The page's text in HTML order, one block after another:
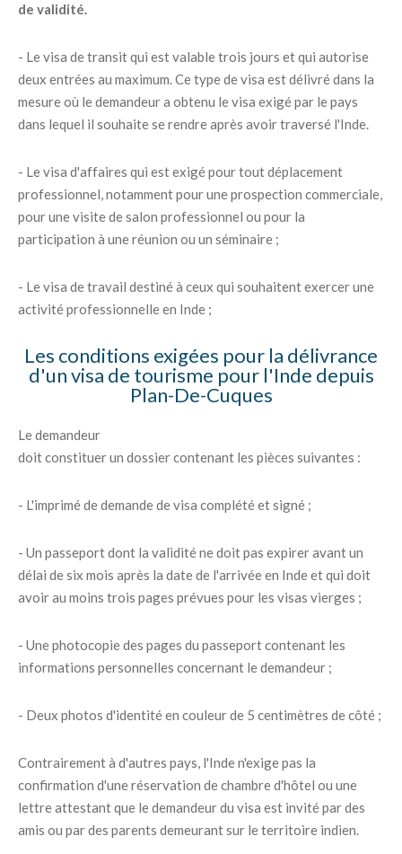
de validité.
- Le visa de transit qui est valable trois jours et qui autorise
deux entrées au maximum. Ce type de visa est délivré dans la
mesure où le demandeur a obtenu le visa exigé par le pays
dans lequel il souhaite se rendre après avoir traversé l'Inde.
- Le visa d'affaires qui est exigé pour tout déplacement
professionnel, notamment pour une prospection commerciale,
pour une visite de salon professionnel ou pour la
participation à une réunion ou un séminaire ;
- Le visa de travail destiné à ceux qui souhaitent exercer une
activité professionnelle en Inde ;
Les conditions exigées pour la délivrance
d'un visa de tourisme pour l'Inde depuis
Plan-De-Cuques
Le demandeur
doit constituer un dossier contenant les pièces suivantes :
- L'imprimé de demande de visa complété et signé ;
- Un passeport dont la validité ne doit pas expirer avant un
délai de six mois après la date de l'arrivée en Inde et qui doit
avoir au moins trois pages prévues pour les visas vierges ;
- Une photocopie des pages du passeport contenant les
informations personnelles concernant le demandeur ;
- Deux photos d'identité en couleur de 5 centimètres de côté ;
Contrairement à d'autres pays, l'Inde n'exige pas la
confirmation d'une réservation de chambre d'hôtel ou une
lettre attestant que le demandeur du visa est invité par des
amis ou par des parents demeurant sur le territoire indien.